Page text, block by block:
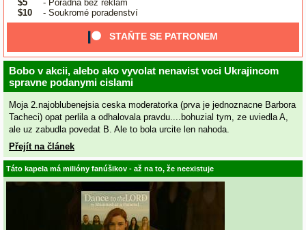
$5
- Poradna bez reklam
$10
- Soukromé poradenství
STAŇTE SE PATRONEM
Bobo v akcii, alebo ako vyvolat nenavist voci Ukrajincom
spravne podanymi cislami
Moja 2.najoblubenejsia ceska moderatorka (prva je jednoznacne Barbora
Tacheci) opat perlila a odhalovala pravdu....bohuzial tym, ze uviedla A,
ale uz zabudla povedat B. Ale to bola urcite len nahoda.
Přejít na článek
Táto kapela má milióny fanúšikov - až na to, že neexistuje